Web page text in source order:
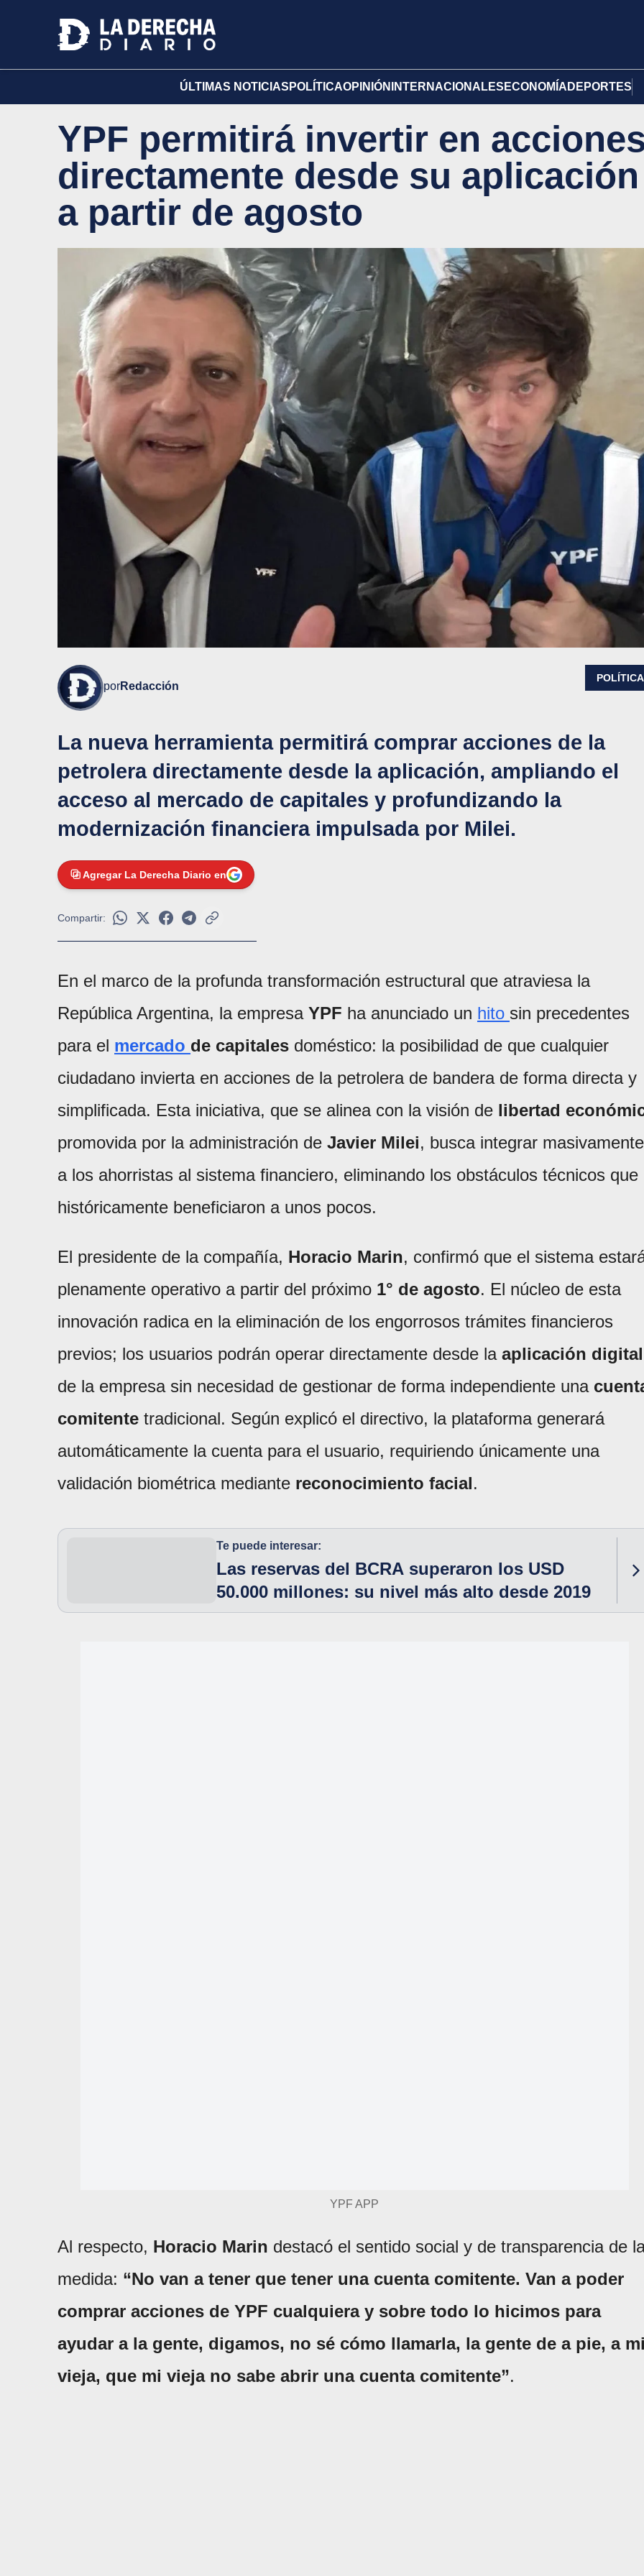
ÚLTIMAS NOTICIAS POLÍTICAOPINIÓN INTERNACIONALES ECONOMÍA DEPORTES
YPF permitirá invertir en
directamente desde su aplicación
a partir de agosto
porRedacción
POLÍTICA
La nueva herramienta permitirá comprar acciones de la
petrolera directamente desde la aplicación, ampliando el
acceso al mercado de capitales y profundizando la
modernización financiera impulsada por Milei.
Agregar La Derecha Diario en
Compartir:
En el marco de la profunda transformación estructural que atraviesa la
República Argentina, la empresa YPF ha anunciado un hito sin precedentes
para el mercado de capitales doméstico: la posibilidad de que cualquier
ciudadano invierta en acciones de la petrolera de bandera de forma directa y
simplificada. Esta iniciativa, que se alinea con la visión de libertad
promovida por la administración de Javier Milei, busca integrar masivamente
a los ahorristas al sistema financiero, eliminando los obstáculos técnicos que
históricamente beneficiaron a unos pocos.
El presidente de la compañía, Horacio Marin, confirmó que el sistema
plenamente operativo a partir del próximo 1° de agosto. El núcleo de esta
innovación radica en la eliminación de los engorrosos trámites financieros
previos; los usuarios podrán operar directamente desde la aplicación digital
de la empresa sin necesidad de gestionar de forma independiente una
comitente tradicional. Según explicó el directivo, la plataforma generará
automáticamente la cuenta para el usuario, requiriendo únicamente una
validación biométrica mediante reconocimiento facial.
Te puede interesar:
Las reservas del BCRA superaron los USD
50.000 millones: su nivel más alto desde 2019
YPF APP
Al respecto, Horacio Marin destacó el sentido social y de transparencia de
medida: “No van a tener que tener una cuenta comitente. Van a poder
comprar acciones de YPF cualquiera y sobre todo lo hicimos para
ayudar a la gente, digamos, no sé cómo llamarla, la gente de a pie, a
vieja, que mi vieja no sabe abrir una cuenta comitente”.